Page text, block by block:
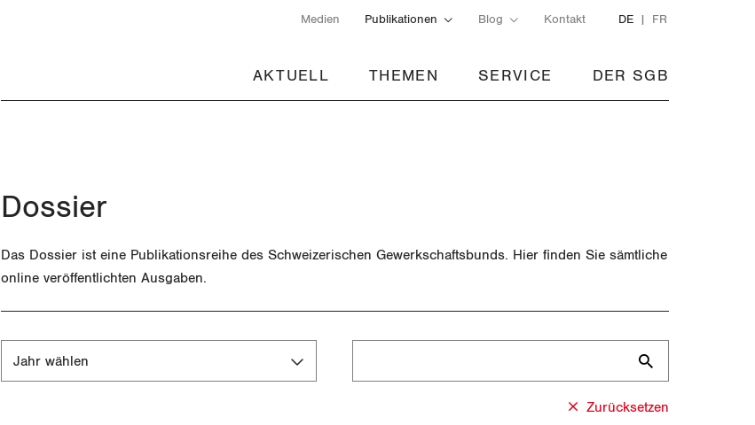
Medien Publikationen Blog Kontakt DE FR
AKTUELL THEMEN SERVICE DER SGB
Dossier
Das Dossier ist eine Publikationsreihe des Schweizerischen Gewerkschaftsbunds. Hier finden Sie sämtliche
online veröffentlichten Ausgaben.
Jahr wählen
Zurücksetzen